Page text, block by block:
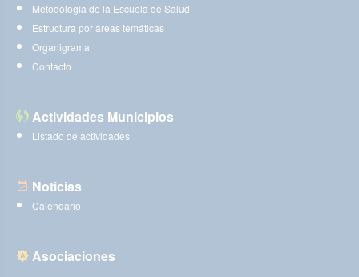
Metodología de la Escuela de Salud
Estructura por áreas temáticas
Organigrama
Contacto
Actividades Municipios
Listado de actividades
Noticias
Calendario
Asociaciones